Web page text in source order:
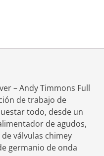
– Andy Timmons Full
de trabajo de
todo, desde un
de agudos,
válvulas chimey
germanio de onda